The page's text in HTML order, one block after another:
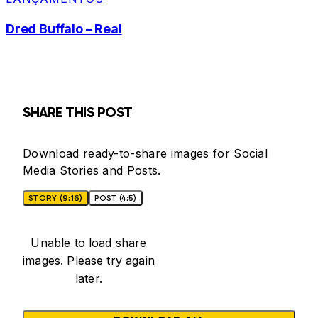
Dred Buffalo – Real
SHARE THIS POST
Download ready-to-share images for Social
Media Stories and Posts.
STORY (9:16) POST (4:5)
Unable to load share
images. Please try again
later.